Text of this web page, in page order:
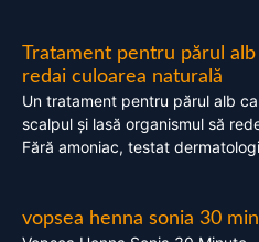
Tratament pentru părul
redai culoarea naturală
Un tratament pentru părul alb
scalpul și lasă organismul să
Fără amoniac, testat
vopsea henna sonia 30